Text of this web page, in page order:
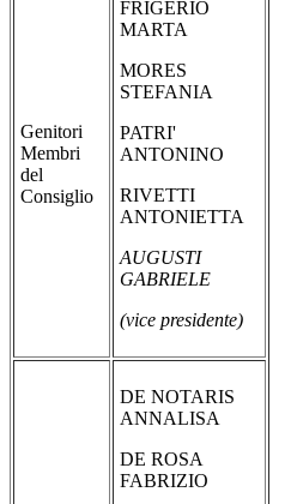
Genitori
Membri
del
Consiglio
FRIGERIO
MARTA
MORES
STEFANIA
PATRI'
ANTONINO
RIVETTI
ANTONIETTA
AUGUSTI
GABRIELE
(vice presidente)
DE NOTARIS
ANNALISA
DE ROSA
FABRIZIO